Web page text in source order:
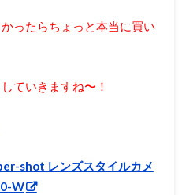
ったらちょっと本当に買い
ていきますね〜！
shot レンズスタイルカメ
W